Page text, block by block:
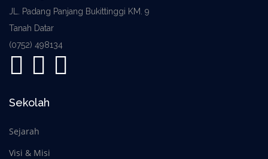
JL. Padang Panjang Bukittinggi KM. 9
Tanah Datar
(0752) 498134
Sekolah
Sejarah
Visi & Misi